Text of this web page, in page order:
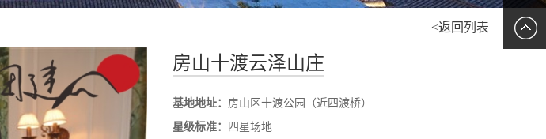
<返回列表
房山十渡云泽山庄
基地地址： 房山区十渡公园（近四渡桥）
星级标准：
四星场地
留言报